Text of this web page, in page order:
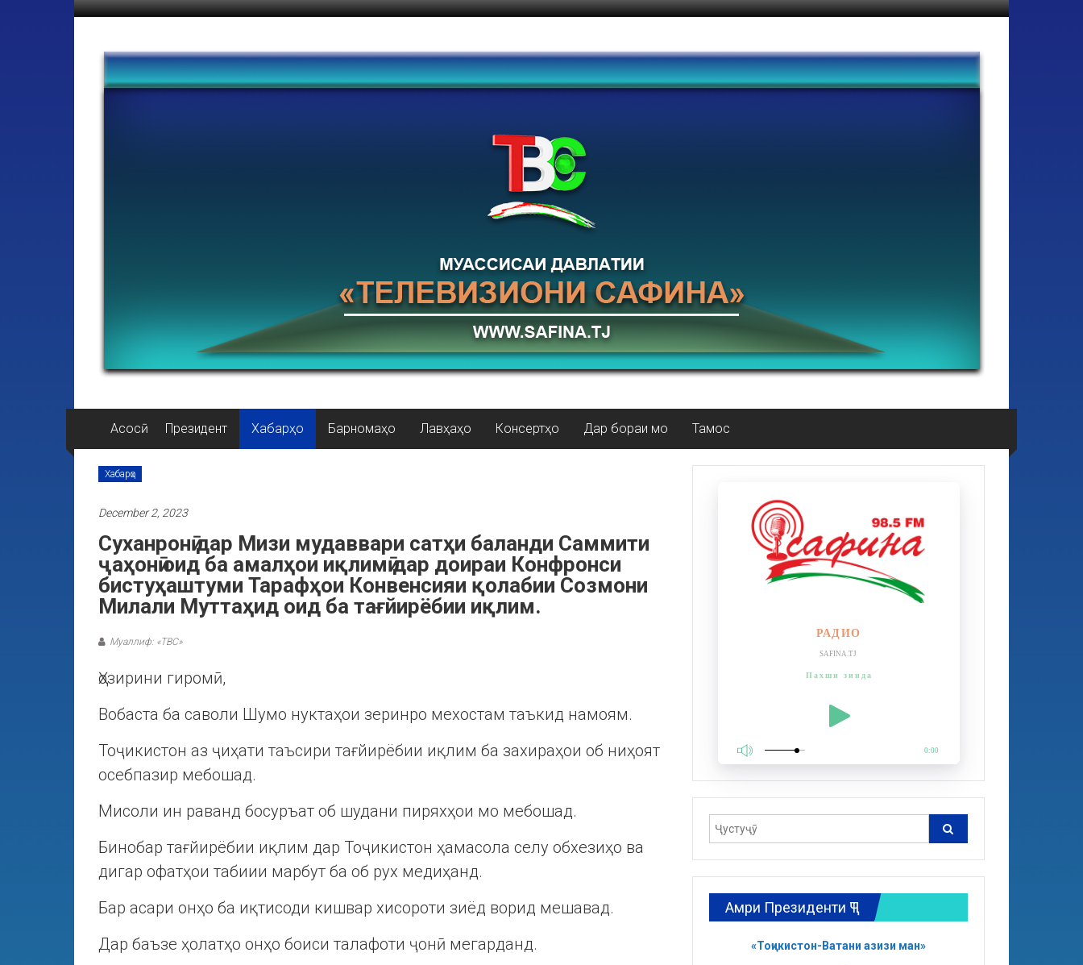
Асосӣ Президент Хабарҳо Барномаҳо Лавҳаҳо Консертҳо Дар бораи мо Тамос
Хабарҳо
December 2, 2023
Суханронӣ дар Мизи мудаввари сатҳи баланди Саммити
ҷаҳонӣ оид ба амалҳои иқлимӣ дар доираи Конфронси
бистуҳаштуми Тарафҳои Конвенсияи қолабии Созмони
Милали Муттаҳид оид ба тағйирёбии иқлим.
Муаллиф: «ТВС»
Ҳозирини гиромӣ,
Вобаста ба саволи Шумо нуктаҳои зеринро мехостам таъкид намоям.
Тоҷикистон аз ҷиҳати таъсири тағйирёбии иқлим ба захираҳои об ниҳоят
осебпазир мебошад.
Мисоли ин раванд босуръат об шудани пиряхҳои мо мебошад.
Бинобар тағйирёбии иқлим дар Тоҷикистон ҳамасола селу обхезиҳо ва
дигар офатҳои табиии марбут ба об рух медиҳанд.
Бар асари онҳо ба иқтисоди кишвар хисороти зиёд ворид мешавад.
Дар баъзе ҳолатҳо онҳо боиси талафоти ҷонӣ мегарданд.
РАДИО
SAFINA.TJ
Пахши зинда
0:00
Амри Президенти ҶТ
«Тоҷикистон-Ватани азизи ман»